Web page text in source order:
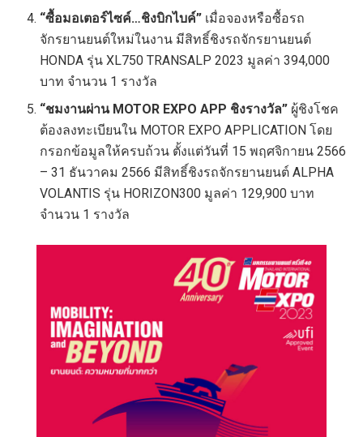
“ซื้อมอเตอร์ไซค์…ชิงบิกไบค์” เมื่อจองหรือซื้อรถ
จักรยานยนต์ใหม่ในงาน มีสิทธิ์ชิงรถจักรยานยนต์
HONDA รุ่น XL750 TRANSALP 2023 มูลค่า 394,000
บาท จำนวน 1 รางวัล
“ชมงานผ่าน MOTOR EXPO APP ชิงรางวัล” ผู้ชิงโชค
ต้องลงทะเบียนใน MOTOR EXPO APPLICATION โดย
กรอกข้อมูลให้ครบถ้วน ตั้งแต่วันที่ 15 พฤศจิกายน 2566
– 31 ธันวาคม 2566 มีสิทธิ์ชิงรถจักรยานยนต์ ALPHA
VOLANTIS รุ่น HORIZON300 มูลค่า 129,900 บาท
จำนวน 1 รางวัล